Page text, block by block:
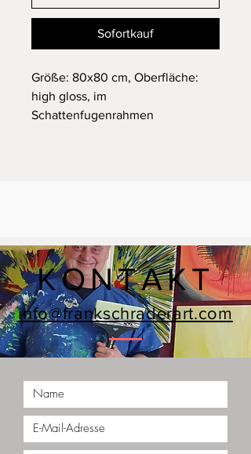
Sofortkauf
Größe: 80x80 cm, Oberfläche:
high gloss, im
Schattenfugenrahmen
KONTAKT
info@frankschraderart.com